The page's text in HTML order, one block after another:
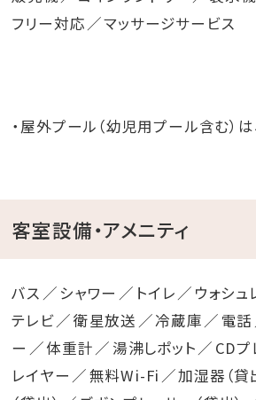
フリー対応
マッサージサービス
・屋外プール（幼児用プール含む）
客室設備・アメニティ
バス シャワー トイレ ウォシュ
テレビ
衛星放送 冷蔵庫 電話
ー
体重計 湯沸しポット CDプ
レイヤー
無料Wi-Fi 加湿器（貸